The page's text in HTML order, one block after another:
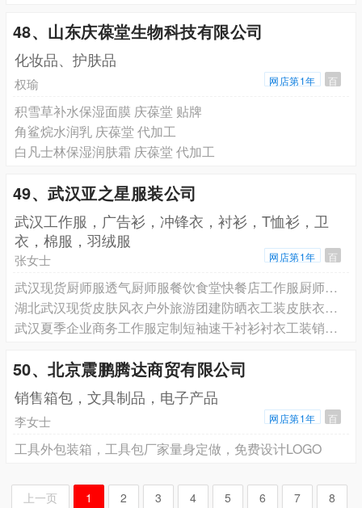
48、山东庆葆堂生物科技有限公司
化妆品、护肤品
权瑜 网店第1年 百
积雪草补水保湿面膜 庆葆堂 贴牌
角鲨烷水润乳 庆葆堂 代加工
白凡士林保湿润肤霜 庆葆堂 代加工
49、武汉亚之星服装公司
武汉工作服，广告衫，冲锋衣，衬衫，T恤衫，卫
衣，棉服，羽绒服
张女士 网店第1年 百
武汉现货厨师服透气厨师服餐饮食堂快餐店工作服厨师服短袖厨师服厂家
湖北武汉现货皮肤风衣户外旅游团建防晒衣工装皮肤衣品牌同款防晒服印花
武汉夏季企业商务工作服定制短袖速干衬衫衬衣工装销售衬衫厂家
50、北京震鹏腾达商贸有限公司
销售箱包，文具制品，电子产品
李女士 网店第1年 百
工具外包装箱，工具包厂家量身定做，免费设计LOGO
上一页 1 2 3 4 5 6 7 8